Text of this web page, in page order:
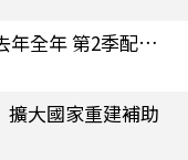
六角財報／上半年 EPS 2.13元超越去年全年 第2季配息2元
大國家重建補助